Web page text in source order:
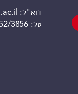
דוא"ל:
טל:3856